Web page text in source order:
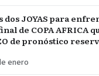
dos JOYAS para
de COPA AFRICA
de pronóstico
enero